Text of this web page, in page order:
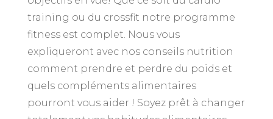
training ou du crossfit notre programme
fitness est complet. Nous vous
expliqueront avec nos conseils nutrition
comment prendre et perdre du poids et
quels compléments alimentaires
pourront vous aider ! Soyez prêt à changer